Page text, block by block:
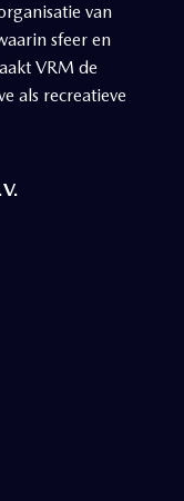
van
sfeer en
VRM de
als recreatieve